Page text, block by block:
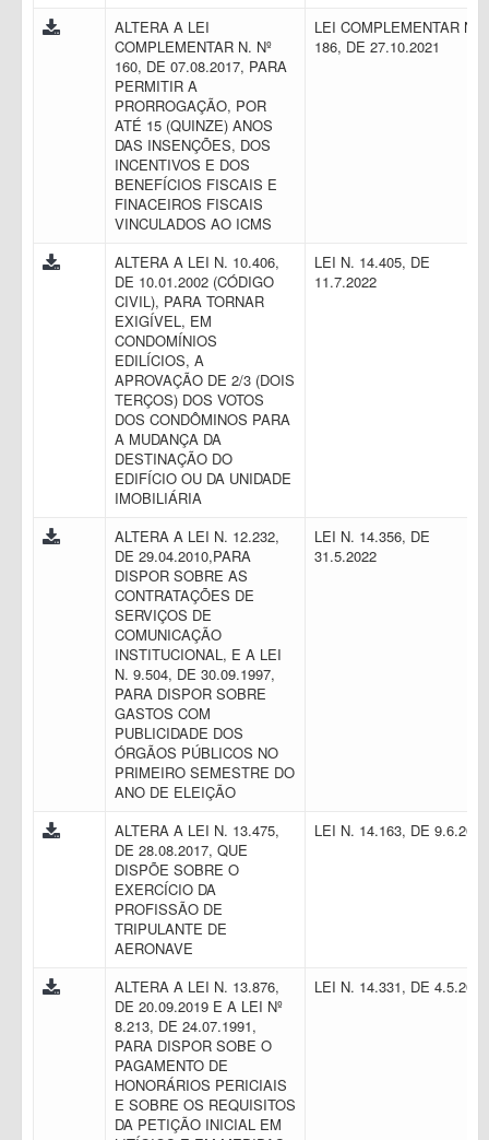
ALTERA A LEI
COMPLEMENTAR N. Nº
160, DE 07.08.2017, PARA
PERMITIR A
PRORROGAÇÃO, POR
ATÉ 15 (QUINZE) ANOS
DAS INSENÇÕES, DOS
INCENTIVOS E DOS
BENEFÍCIOS FISCAIS E
FINACEIROS FISCAIS
VINCULADOS AO ICMS
LEI COMPLEMENTAR N.
186, DE 27.10.2021
ALTERA A LEI N. 10.406,
DE 10.01.2002 (CÓDIGO
CIVIL), PARA TORNAR
EXIGÍVEL, EM
CONDOMÍNIOS
EDILÍCIOS, A
APROVAÇÃO DE 2/3 (DOIS
TERÇOS) DOS VOTOS
DOS CONDÔMINOS PARA
A MUDANÇA DA
DESTINAÇÃO DO
EDIFÍCIO OU DA UNIDADE
IMOBILIÁRIA
LEI N. 14.405, DE
11.7.2022
ALTERA A LEI N. 12.232,
DE 29.04.2010,PARA
DISPOR SOBRE AS
CONTRATAÇÕES DE
SERVIÇOS DE
COMUNICAÇÃO
INSTITUCIONAL, E A LEI
N. 9.504, DE 30.09.1997,
PARA DISPOR SOBRE
GASTOS COM
PUBLICIDADE DOS
ÓRGÃOS PÚBLICOS NO
PRIMEIRO SEMESTRE DO
ANO DE ELEIÇÃO
LEI N. 14.356, DE
31.5.2022
ALTERA A LEI N. 13.475,
DE 28.08.2017, QUE
DISPÕE SOBRE O
EXERCÍCIO DA
PROFISSÃO DE
TRIPULANTE DE
AERONAVE
LEI N. 14.163, DE
ALTERA A LEI N. 13.876,
DE 20.09.2019 E A LEI Nº
8.213, DE 24.07.1991,
PARA DISPOR SOBE O
PAGAMENTO DE
HONORÁRIOS PERICIAIS
E SOBRE OS REQUISITOS
DA PETIÇÃO INICIAL EM
LEI N. 14.331, DE